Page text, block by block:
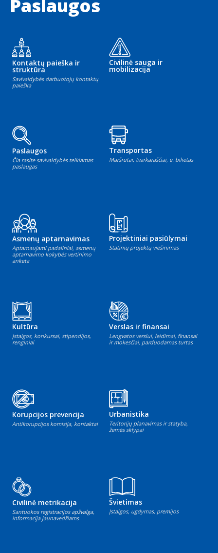
Paslaugos
Kontaktų paieška ir
struktūra
Savivaldybės darbuotojų kontaktų
paieška
Civilinė sauga ir
mobilizacija
Paslaugos
Čia rasite savivaldybės teikiamas
paslaugas
Transportas
Maršrutai, tvarkaraščiai, e. bilietas
Asmenų aptarnavimas
Aptarnaujami padaliniai, asmenų
aptarnavimo kokybės vertinimo
anketa
Projektiniai pasiūlymai
Statinių projektų viešinimas
Kultūra
Įstaigos, konkursai, stipendijos,
renginiai
Verslas ir finansai
Lengvatos verslui, leidimai, finansai
ir mokesčiai, parduodamas turtas
Korupcijos prevencija
Antikorupcijos komisija, kontaktai
Urbanistika
Teritorijų planavimas ir statyba,
žemės sklypai
Civilinė metrikacija
Santuokos registracijos apžvalga,
informacija jaunavedžiams
Švietimas
Įstaigos, ugdymas, premijos